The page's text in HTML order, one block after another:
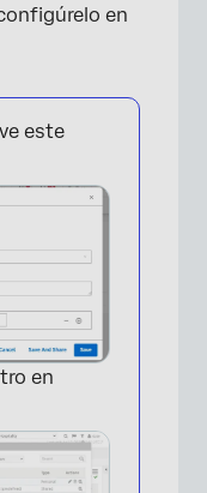
×
en
este
en